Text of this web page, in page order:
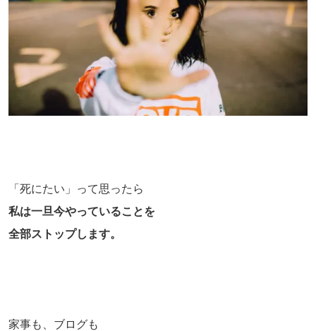
「死にたい」って思ったら
私は一旦今やっていることを
全部ストップします。
家事も、ブログも